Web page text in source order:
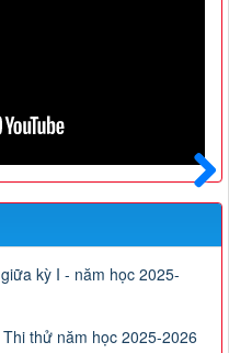
Sau
kỳ I - năm học 2025-
thử năm học 2025-2026